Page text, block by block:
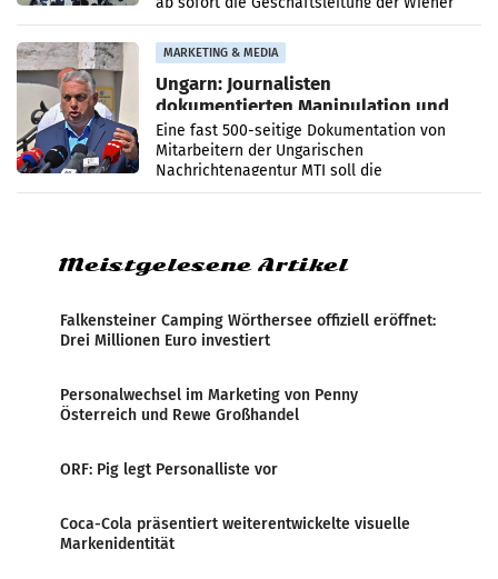
PR-Agentur an der Seite von Josef Kalina und
Anna Kalina-Mahr.
MARKETING & MEDIA
Ungarn: Journalisten
dokumentierten Manipulation und
Zensur
Eine fast 500-seitige Dokumentation von
Mitarbeitern der Ungarischen
Nachrichtenagentur MTI soll die
systematische Nachrichten-Manipulation und
Meistgelesene Artikel
Falkensteiner Camping Wörthersee offiziell eröffnet:
Drei Millionen Euro investiert
Personalwechsel im Marketing von Penny
Österreich und Rewe Großhandel
ORF: Pig legt Personalliste vor
Coca-Cola präsentiert weiterentwickelte visuelle
Markenidentität